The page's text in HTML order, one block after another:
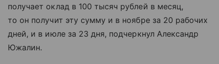
получает оклад в 100 тысяч рублей в месяц,
то он получит эту сумму и в ноябре за 20 рабочих
дней, и в июле за 23 дня, подчеркнул Александр
Южалин.